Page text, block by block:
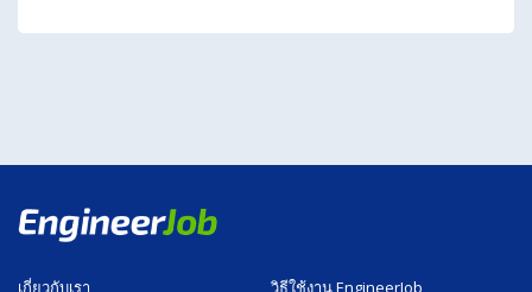
เกี่ยวกับเรา วิธีใช้งาน EngineerJob